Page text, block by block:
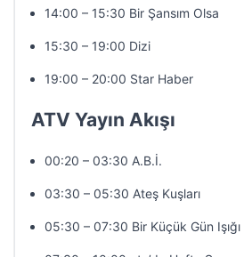
14:00 – 15:30 Bir Şansım Olsa
15:30 – 19:00 Dizi
19:00 – 20:00 Star Haber
ATV Yayın Akışı
00:20 – 03:30 A.B.İ.
03:30 – 05:30 Ateş Kuşları
05:30 – 07:30 Bir Küçük Gün Işığı